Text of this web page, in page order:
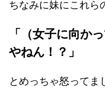
ちなみに妹にこれら
「（女子に向か
やねん！？」
とめっちゃ怒ってま